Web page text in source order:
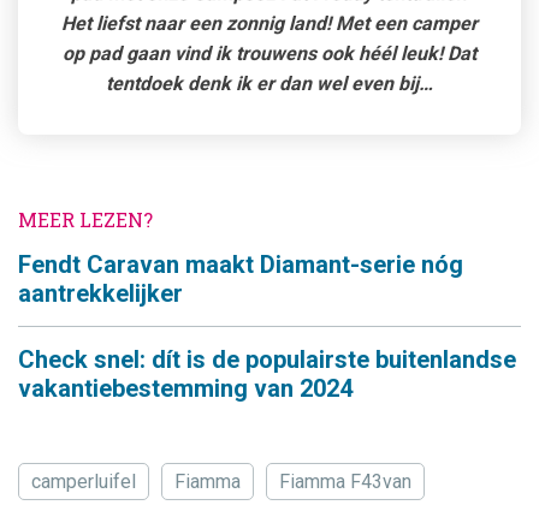
Het liefst naar een zonnig land! Met een camper
op pad gaan vind ik trouwens ook héél leuk! Dat
tentdoek denk ik er dan wel even bij…
MEER LEZEN?
Fendt Caravan maakt Diamant-serie nóg
aantrekkelijker
Check snel: dít is de populairste buitenlandse
vakantiebestemming van 2024
camperluifel Fiamma Fiamma F43van